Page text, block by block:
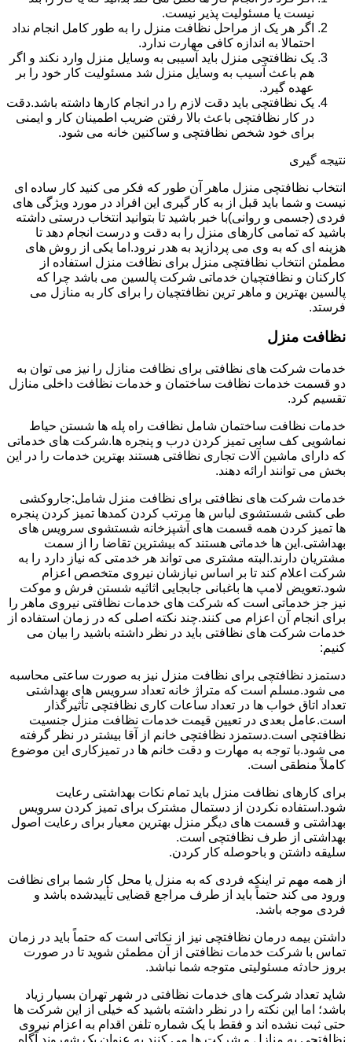
نیست یا مسئولیت پذیر نیست.
اگر هر یک از مراحل نظافت منزل را به طور کامل انجام نداد
احتمالا به اندازه کافی مهارت ندارد.
یک نظافتچی منزل باید آسیبی به وسایل منزل وارد نکند و اگر
هم باعث آسیب به وسایل منزل شد مسئولیت کار خود را بر
عهده گیرد.
یک نظافتچی باید دقت لازم را در انجام کارها داشته باشد.دقت
در کار نظافتچی باعث بالا رفتن ضریب اطمینان کار و ایمنی
برای خود شخص نظافتچی و ساکنین خانه می شود.
نتیجه گیری
انتخاب نظافتچی منزل ماهر آن طور که فکر می کنید کار ساده ای
نیست و شما باید قبل از به کار گیری این افراد در مورد ویژگی های
فردی (جسمی و روانی)با خبر باشید تا بتوانید انتخاب درستی داشته
باشید که تمامی کارهای منزل را به دقت و درست انجام دهد تا
هزینه ای که به وی می پردازید به هدر نرود.اما یکی از روش های
مطمئن انتخاب نظافتچی منزل برای نظافت منزل استفاده از
کارکنان و نظافتچیان خدماتی شرکت پالسین می باشد چرا که
پالسین بهترین و ماهر ترین نظافتچیان را برای کار به منازل می
فرستد.
نظافت منزل
خدمات شرکت های نظافتی برای نظافت منازل را نیز می توان به
دو قسمت خدمات نظافت ساختمان و خدمات نظافت داخلی منازل
تقسیم کرد.
خدمات نظافت ساختمان شامل نظافت راه پله ها شستن حیاط
نماشویی کف سابی تمیز کردن درب و پنجره ها.شرکت های خدماتی
که دارای ماشین آلات تجاری نظافتی هستند بهترین خدمات را در این
بخش می توانند ارائه دهند.
خدمات شرکت های نظافتی برای نظافت منزل شامل:جاروکشی
طی کشی شستشوی لباس ها مرتب کردن کمدها تمیز کردن پنجره
ها تمیز کردن همه قسمت های آشپزخانه شستشوی سرویس های
بهداشتی.این ها خدماتی هستند که بیشترین تقاضا را از سمت
مشتریان دارند.البته مشتری می تواند هر خدمتی که نیاز دارد را به
شرکت اعلام کند تا بر اساس نیازشان نیروی متخصص اعزام
شود.تعویض لامپ ها باغبانی جابجایی اثاثیه شستن فرش و موکت
نیز جز خدماتی است که شرکت های خدمات نظافتی نیروی ماهر را
برای انجام آن اعزام می کنند.چند نکته اصلی که در زمان استفاده از
خدمات شرکت های نظافتی باید در نظر داشته باشید را بیان می
کنیم:
دستمزد نظافتچی برای نظافت منزل نیز به صورت ساعتی محاسبه
می شود.مسلم است که متراژ خانه تعداد سرویس های بهداشتی
تعداد اتاق خواب ها در تعداد ساعات کاری نظافتچی تأثیرگذار
است.عامل بعدی در تعیین قیمت خدمات نظافت منزل جنسیت
نظافتچی است.دستمزد نظافتچی خانم از آقا بیشتر در نظر گرفته
می شود.با توجه به مهارت و دقت خانم ها در تمیزکاری این موضوع
کاملاً منطقی است.
برای کارهای نظافت منزل باید تمام نکات بهداشتی رعایت
شود.استفاده نکردن از دستمال مشترک برای تمیز کردن سرویس
بهداشتی و قسمت های دیگر منزل بهترین معیار برای رعایت اصول
بهداشتی از طرف نظافتچی است.
سلیقه داشتن و باحوصله کار کردن.
از همه مهم تر اینکه فردی که به منزل یا محل کار شما برای نظافت
ورود می کند حتماً باید از طرف مراجع قضایی تأییدشده باشد و
فردی موجه باشد.
داشتن بیمه درمان نظافتچی نیز از نکاتی است که حتماً باید در زمان
تماس با شرکت خدمات نظافتی از آن مطمئن شوید تا در صورت
بروز حادثه مسئولیتی متوجه شما نباشد.
شاید تعداد شرکت های خدمات نظافتی در شهر تهران بسیار زیاد
باشد؛ اما این نکته را در نظر داشته باشید که خیلی از این شرکت ها
حتی ثبت نشده اند و فقط با یک شماره تلفن اقدام به اعزام نیروی
نظافتچی به منازل و شرکت ها می کنند.به عنوان یک شهروند آگاه